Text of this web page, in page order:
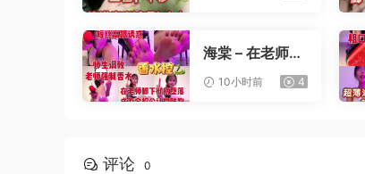
海棠 – 在老师办
10小时前 4
评论 0